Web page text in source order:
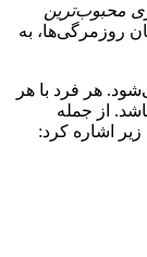
محبوب‌ترین
روزمرگی‌ها، به
هر فرد با هر
از جمله
اشاره کرد: